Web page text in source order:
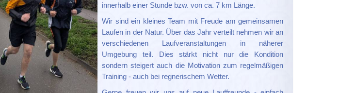
innerhalb einer Stunde bzw. von ca. 7 km Länge.
Wir sind ein kleines Team mit Freude am gemeinsamen
Laufen in der Natur. Über das Jahr verteilt nehmen wir an
verschiedenen Laufveranstaltungen in näherer
Umgebung teil. Dies stärkt nicht nur die Kondition
sondern steigert auch die Motivation zum regelmäßigen
Training - auch bei regnerischem Wetter.